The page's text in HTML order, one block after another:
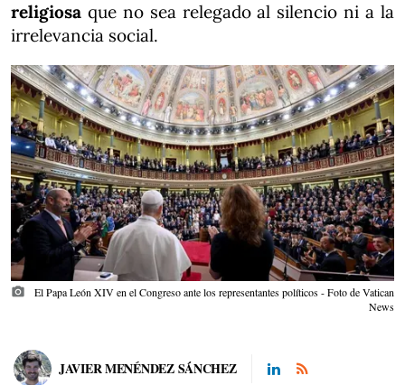
religiosa que no sea relegado al silencio ni a la
irrelevancia social.
photo_camera
El Papa León XIV en el Congreso ante los representantes políticos - Foto de Vatican
News
JAVIER MENÉNDEZ SÁNCHEZ